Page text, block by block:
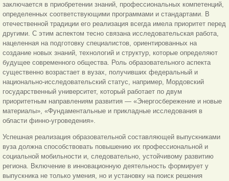
заключается в приобретении знаний, профессиональных компетенций,
определенных соответствующими программами и стандартами. В
отечественной традиции его реализация всегда имела приоритет перед
другими. С этим аспектом тесно связана исследовательская работа,
нацеленная на подготовку специалистов, ориентированных на
создание новых знаний, технологий и структур, которые определяют
будущее современного общества. Роль образовательного аспекта
существенно возрастает в вузах, получивших федеральный и
национально-исследовательский статус, например, Мордовский
государственный университет, который работает по двум
приоритетным направлениям развития — «Энергосбережение и новые
материалы», «Фундаментальные и прикладные исследования в
области финно-угроведения».
Успешная реализация образовательной составляющей выпускниками
вуза должна способствовать повышению их профессиональной и
социальной мобильности и, следовательно, устойчивому развитию
региона. Включение в инновационную деятельность формирует у
выпускника не только умения, но и установку на поиск решения